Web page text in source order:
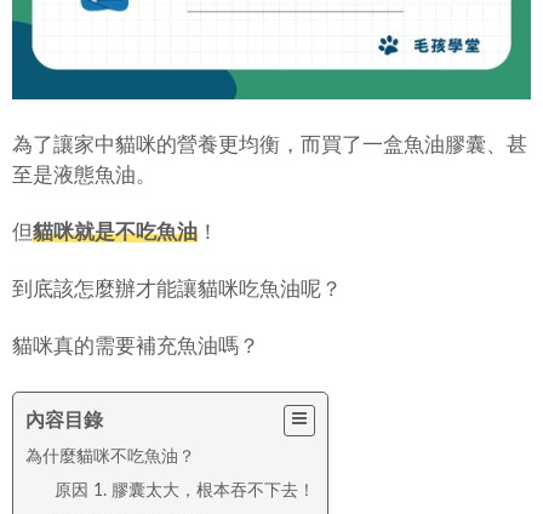
為了讓家中貓咪的營養更均衡，而買了一盒魚油膠囊、甚
至是液態魚油。
但貓咪就是不吃魚油 ！
到底該怎麼辦才能讓貓咪吃魚油呢？
貓咪真的需要補充魚油嗎？
內容目錄
為什麼貓咪不吃魚油？
原因 1. 膠囊太大，根本吞不下去！